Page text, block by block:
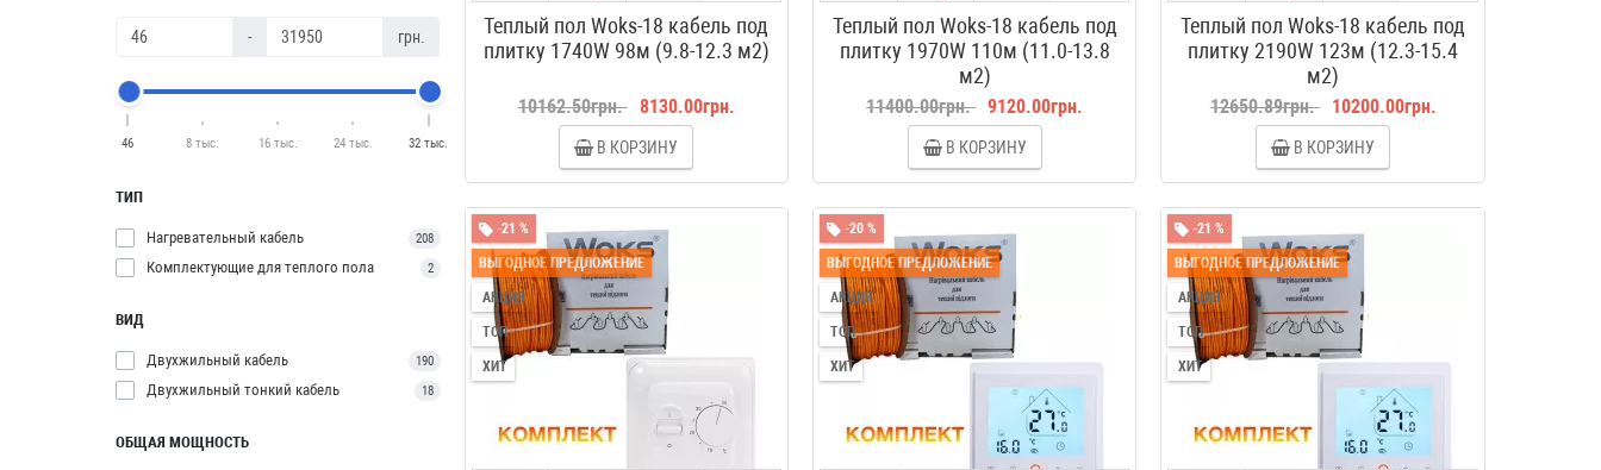
- грн.
46 8 тыс. 16 тыс. 24 тыс. 32 тыс.
ТИП
Нагревательный кабель 208
Комплектующие для теплого пола 2
ВИД
Двухжильный кабель 190
Двухжильный тонкий кабель 18
ОБЩАЯ МОЩНОСТЬ
Теплый пол Woks-18 кабель под
плитку 1740W 98м (9.8-12.3 м2)
10162.50грн. 8130.00грн.
В КОРЗИНУ
Теплый пол Woks-18 кабель под
плитку 1970W 110м (11.0-13.8
м2)
11400.00грн. 9120.00грн.
В КОРЗИНУ
Теплый пол Woks-18 кабель под
плитку 2190W 123м (12.3-15.4
м2)
12650.89грн. 10200.00грн.
В КОРЗИНУ
-21 %
ВЫГОДНОЕ ПРЕДЛОЖЕНИЕ
АКЦИЯ
ТОП
ХИТ
-20 %
ВЫГОДНОЕ ПРЕДЛОЖЕНИЕ
АКЦИЯ
ТОП
ХИТ
-21 %
ВЫГОДНОЕ ПРЕДЛОЖЕНИЕ
АКЦИЯ
ТОП
ХИТ